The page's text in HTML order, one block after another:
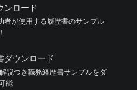
ンロード
者が使用する履歴書のサンプル
ダウンロード
説つき職務経歴書サンプルをダ
能